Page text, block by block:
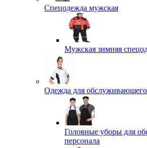
Спецодежда мужская
Мужская зимняя
Одежда для обслуживающего
Головные уборы для
персонала